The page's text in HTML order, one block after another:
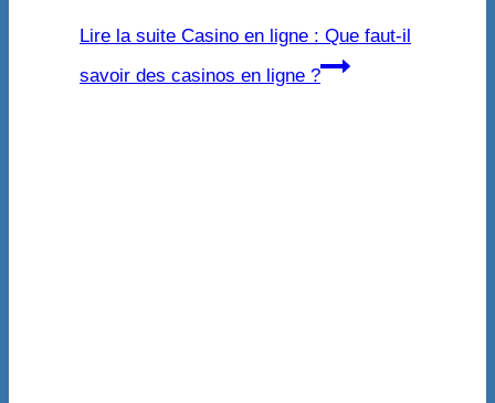
Lire la suite Casino en ligne : Que faut-il
savoir des casinos en ligne ?